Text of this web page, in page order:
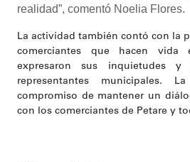
realidad”, comentó Noelia Flores.
La actividad también contó con la
comerciantes que hacen vida
expresaron sus inquietudes y
representantes municipales.
compromiso de mantener un
con los comerciantes de Petare y